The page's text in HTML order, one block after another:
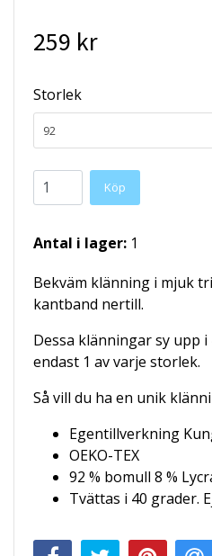
259 kr
Storlek
92
Köp
Antal i lager: 1
Bekväm klänning i mjuk
kantband nertill.
Dessa klänningar sy upp
endast 1 av varje storlek.
Så vill du ha en unik
Egentillverkning
OEKO-TEX
92 % bomull 8 %
Tvättas i 40 grader.